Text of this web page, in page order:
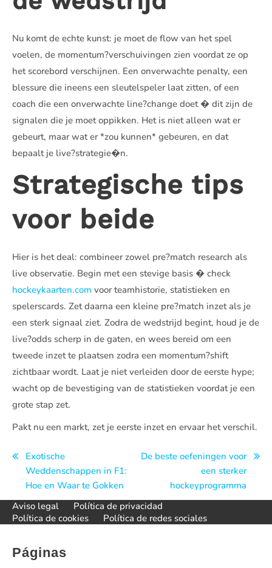
Nu komt de echte kunst: je moet de flow van het spel
voelen, de momentum?verschuivingen zien voordat ze op
het scorebord verschijnen. Een onverwachte penalty, een
blessure die ineens een sleutelspeler laat zitten, of een
coach die een onverwachte line?change doet � dit zijn de
signalen die je moet oppikken. Het is niet alleen wat er
gebeurt, maar wat er *zou kunnen* gebeuren, en dat
bepaalt je live?strategie�n.
Strategische tips
voor beide
Hier is het deal: combineer zowel pre?match research als
live observatie. Begin met een stevige basis � check
hockeykaarten.com voor teamhistorie, statistieken en
spelerscards. Zet daarna een kleine pre?match inzet als je
een sterk signaal ziet. Zodra de wedstrijd begint, houd je de
live?odds scherp in de gaten, en wees bereid om een
tweede inzet te plaatsen zodra een momentum?shift
zichtbaar wordt. Laat je niet verleiden door de eerste hype;
wacht op de bevestiging van de statistieken voordat je een
grote stap zet.
Pakt nu een markt, zet je eerste inzet en ervaar het verschil.
Navegación
de
entradas
Exotische
Weddenschappen in F1:
Hoe en Waar te Gokken
De beste oefeningen voor
een sterker
hockeyprogramma
Aviso legal
Política de privacidad
Política de cookies
Política de redes sociales
Páginas